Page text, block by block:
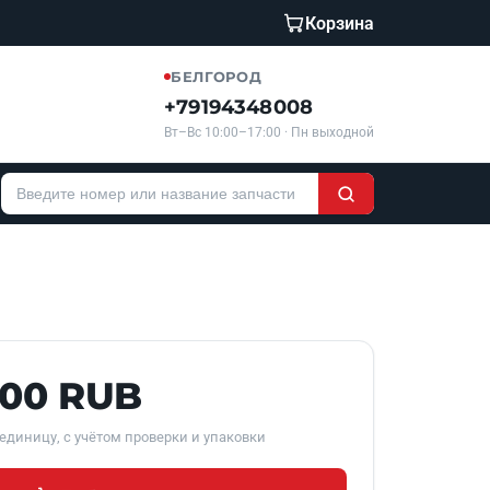
Корзина
БЕЛГОРОД
+79194348008
Вт–Вс 10:00–17:00 · Пн выходной
RUB
с учётом проверки и упаковки